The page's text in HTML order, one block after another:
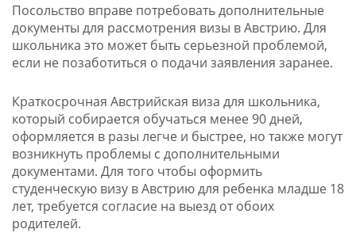
Посольство вправе потребовать дополнительные
документы для рассмотрения визы в Австрию. Для
школьника это может быть серьезной проблемой,
если не позаботиться о подачи заявления заранее.
Краткосрочная Австрийская виза для школьника,
который собирается обучаться менее 90 дней,
оформляется в разы легче и быстрее, но также могут
возникнуть проблемы с дополнительными
документами. Для того чтобы оформить
студенческую визу в Австрию для ребенка младше 18
лет, требуется согласие на выезд от обоих
родителей.